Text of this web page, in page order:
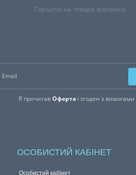
Гарантія на товари магазину
Я прочитавОфертаі згоден з вимогами
ОСОБИСТИЙ КАБІНЕТ
Особистий кабінет